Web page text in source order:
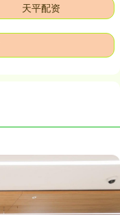
天平配资